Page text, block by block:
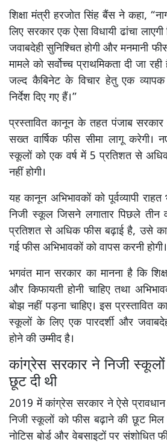
शिक्षा मंत्री हरजोत सिंह बैंस ने कहा,
लिए सरकार एक ऐसा विधायी ढांचा
जवाबदेही सुनिश्चित होगी और मनमानी
मामले को सर्वोच्च प्राथमिकता दी जा
जल्द कैबिनेट के विचार हेतु एक
निर्देश दिए गए हैं।”
प्रस्तावित कानून के तहत पंजाब
सख्त वार्षिक फीस सीमा लागू करेगी।
स्कूलों को एक वर्ष में 5 प्रतिशत से
नहीं होगी।
यह कानून अभिभावकों को पूर्वव्यापी
निजी स्कूल जिसने लगातार पिछले तीन
प्रतिशत से अधिक फीस बढ़ाई है, उसे
गई फीस अभिभावकों को वापस करनी होगी।
भगवंत मान सरकार का मानना है कि
और किफायती होनी चाहिए तथा
बोझ नहीं पड़ना चाहिए। इस प्रस्तावित
स्कूलों के लिए एक पारदर्शी और
होने की उम्मीद है।
कांग्रेस सरकार ने निजी
छूट दी थी
2019 में कांग्रेस सरकार ने ऐसे
निजी स्कूलों को फीस बढ़ाने की छूट
नोटिस बोर्ड और वेबसाइटों पर संशोधित